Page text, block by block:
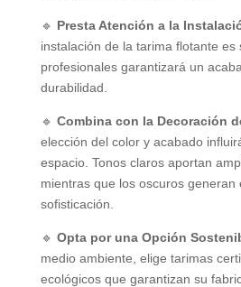
🔹 Presta Atención a la
instalación de la tarima flotante es
profesionales garantizará un
durabilidad.
🔹 Combina con la Decoración
elección del color y acabado
espacio. Tonos claros aportan
mientras que los oscuros generan
sofisticación.
🔹 Opta por una Opción
medio ambiente, elige tarimas
ecológicos que garantizan su